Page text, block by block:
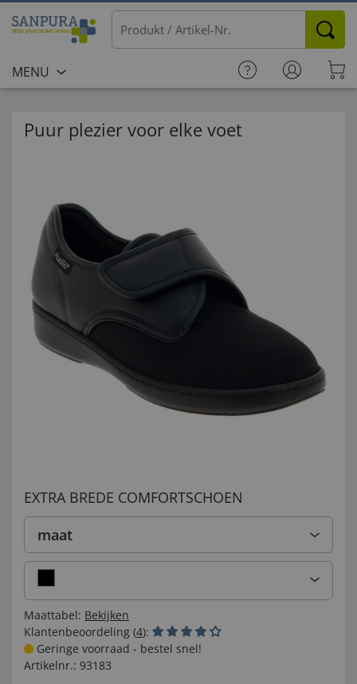
MENU
Puur plezier voor elke voet
EXTRA BREDE COMFORTSCHOEN
maat
Maattabel: Bekijken
Klantenbeoordeling (4):
Geringe voorraad - bestel snel!
Artikelnr.: 93183